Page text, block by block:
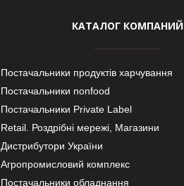
КАТАЛОГ КОМПАНИЙ
Постачальники продуктів харчування
Постачальники nonfood
Постачальники Private Label
Retail. Роздрібні мережі, Магазини
Дистрибутори України
Агропромисловий комплекс
Постачальники обладнання